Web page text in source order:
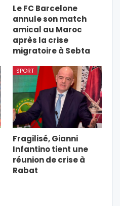
Le FC Barcelone
annule son match
amical au Maroc
après la crise
migratoire à Sebta
SPORT
Fragilisé, Gianni
Infantino tient une
réunion de crise à
Rabat